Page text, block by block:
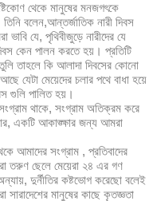
থেকে মানুষের মনজগৎকে
বলেন,আন্তর্জাতিক নারী দিবস
যে, পৃথিবীজুড়ে নারীদের যে
কেন পালন করতে হয়। প্রতিটি
তাহলে কি আলাদা দিবসের কোনো
মেয়েদের চলার পথে বাধা হয়ে
গুলি পালিত হয়।
থাকে, সংগ্রাম অতিক্রম করে
একটি আকাঙ্ক্ষার জন্য আমরা
আমাদের সংগ্রাম , প্রতিবাদের
তরুণ ছেলে মেয়েরা ২৪ এর গণ
দুর্নীতির কষ্টভোগ করেছো বলেই
মানুষের কাছে কৃতজ্ঞতা